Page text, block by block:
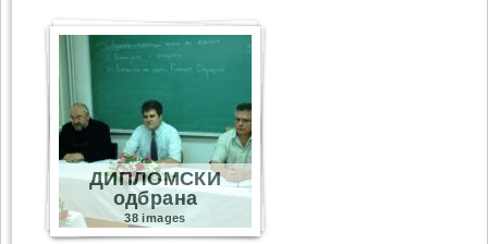
ДИПЛОМСКИ
одбрана
38 images